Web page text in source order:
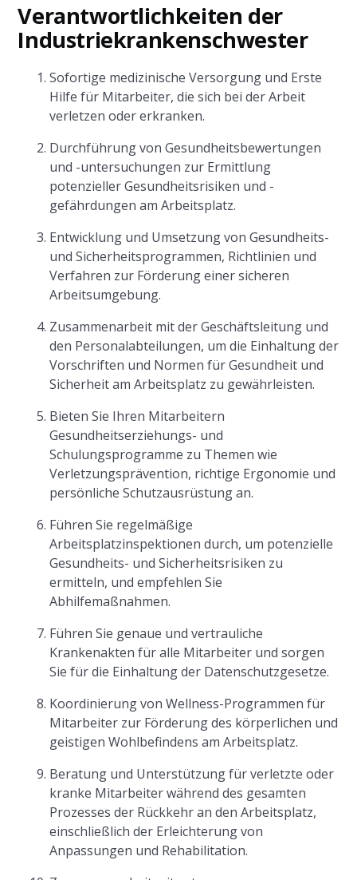
Verantwortlichkeiten der
Industriekrankenschwester
Sofortige medizinische Versorgung und Erste
Hilfe für Mitarbeiter, die sich bei der Arbeit
verletzen oder erkranken.
Durchführung von Gesundheitsbewertungen
und -untersuchungen zur Ermittlung
potenzieller Gesundheitsrisiken und -
gefährdungen am Arbeitsplatz.
Entwicklung und Umsetzung von Gesundheits-
und Sicherheitsprogrammen, Richtlinien und
Verfahren zur Förderung einer sicheren
Arbeitsumgebung.
Zusammenarbeit mit der Geschäftsleitung und
den Personalabteilungen, um die Einhaltung der
Vorschriften und Normen für Gesundheit und
Sicherheit am Arbeitsplatz zu gewährleisten.
Bieten Sie Ihren Mitarbeitern
Gesundheitserziehungs- und
Schulungsprogramme zu Themen wie
Verletzungsprävention, richtige Ergonomie und
persönliche Schutzausrüstung an.
Führen Sie regelmäßige
Arbeitsplatzinspektionen durch, um potenzielle
Gesundheits- und Sicherheitsrisiken zu
ermitteln, und empfehlen Sie
Abhilfemaßnahmen.
Führen Sie genaue und vertrauliche
Krankenakten für alle Mitarbeiter und sorgen
Sie für die Einhaltung der Datenschutzgesetze.
Koordinierung von Wellness-Programmen für
Mitarbeiter zur Förderung des körperlichen und
geistigen Wohlbefindens am Arbeitsplatz.
Beratung und Unterstützung für verletzte oder
kranke Mitarbeiter während des gesamten
Prozesses der Rückkehr an den Arbeitsplatz,
einschließlich der Erleichterung von
Anpassungen und Rehabilitation.